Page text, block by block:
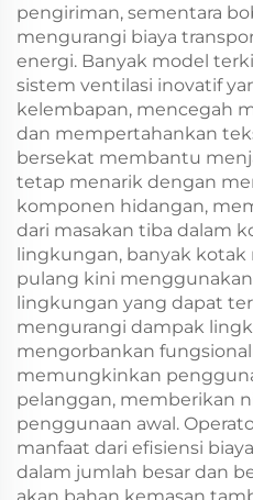
pengiriman, sementara
mengurangi biaya
energi. Banyak model
sistem ventilasi inovatif
kelembapan, mencegah
dan mempertahankan
bersekat membantu
tetap menarik dengan
komponen hidangan,
dari masakan tiba dalam
lingkungan, banyak
pulang kini
lingkungan yang dapat
mengurangi dampak
mengorbankan
memungkinkan
pelanggan, memberikan
penggunaan awal.
manfaat dari efisiensi
dalam jumlah besar dan